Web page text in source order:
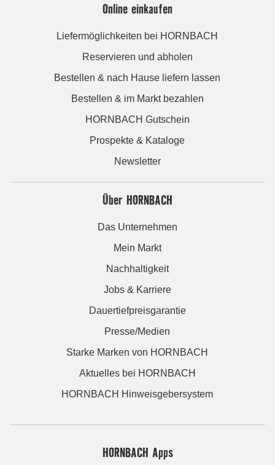
Online einkaufen
Liefermöglichkeiten bei HORNBACH
Reservieren und abholen
Bestellen & nach Hause liefern lassen
Bestellen & im Markt bezahlen
HORNBACH Gutschein
Prospekte & Kataloge
Newsletter
Über HORNBACH
Das Unternehmen
Mein Markt
Nachhaltigkeit
Jobs & Karriere
Dauertiefpreisgarantie
Presse/Medien
Starke Marken von HORNBACH
Aktuelles bei HORNBACH
HORNBACH Hinweisgebersystem
HORNBACH Apps